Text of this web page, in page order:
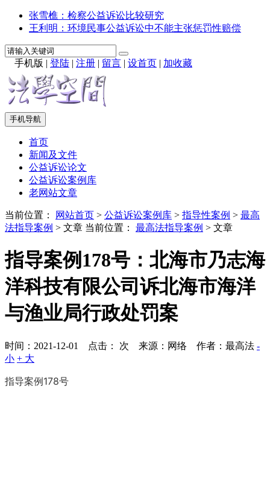
张雪樵：检察公益诉讼比较研究
王利明：环境民事公益诉讼中不能主张惩罚性赔偿
手机版 | 登陆 | 注册 | 留言 | 设首页 | 加收藏
手机导航
首页
新闻及文件
公益诉讼论文
公益诉讼案例库
老网站文章
当前位置： 网站首页 > 公益诉讼案例库 > 指导性案例 > 最高
法指导案例 > 文章 当前位置： 最高法指导案例 > 文章
指导案例178号：北海市乃志海
洋科技有限公司诉北海市海洋
与渔业局行政处罚案
时间：2021-12-01 点击： 次 来源：网络 作者：最高法 -
小 + 大
指导案例178号